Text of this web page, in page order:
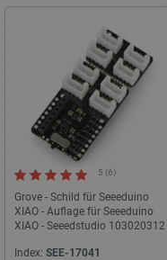
5 (6)
Grove - Schild für Seeeduino
XIAO - Auflage für Seeeduino
XIAO - Seeedstudio 103020312
Index: SEE-17041
_lb
CookieScriptConsent